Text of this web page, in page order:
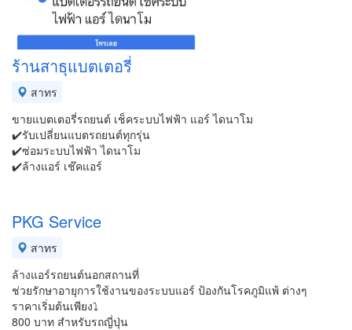
ร้านสาธุแบตเตอรี่
สาทร
ขายแบตเตอรี่รถยนต์ เช็คระบบไฟฟ้า แอร์ ไดนาโม
✔️รับเปลี่ยนแบตรถยนต์ทุกรุ่น
✔️ซ่อมระบบไฟฟ้า ไดนาโม
✔️ล้างแอร์ เช๊คแอร์
PKG Service
สาทร
ล้างแอร์รถยนต์นอกสถานที่
ช่วยรักษาอายุการใช้งานของระบบแอร์ ป้องกันโรคภูมิแพ้ ต่างๆ
ราคาเริ่มต้นเพียง⤵
800 บาท สำหรับรถญี่ปุ่น